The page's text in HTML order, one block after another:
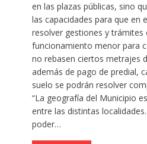
en las plazas públicas, sino
las capacidades para que en
resolver gestiones y trámites
funcionamiento menor para
no rebasen ciertos metrajes
además de pago de predial,
suelo se podrán resolver
“La geografía del Municipio
entre las distintas
poder…